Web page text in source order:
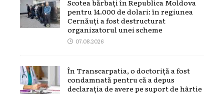
Scotea bărbați în Republica Moldova
pentru 14.000 de dolari: în regiunea
Cernăuți a fost destructurat
organizatorul unei scheme
07.08.2026
În Transcarpatia, o doctoriță a fost
condamnată pentru că a depus
declarația de avere pe suport de hârtie